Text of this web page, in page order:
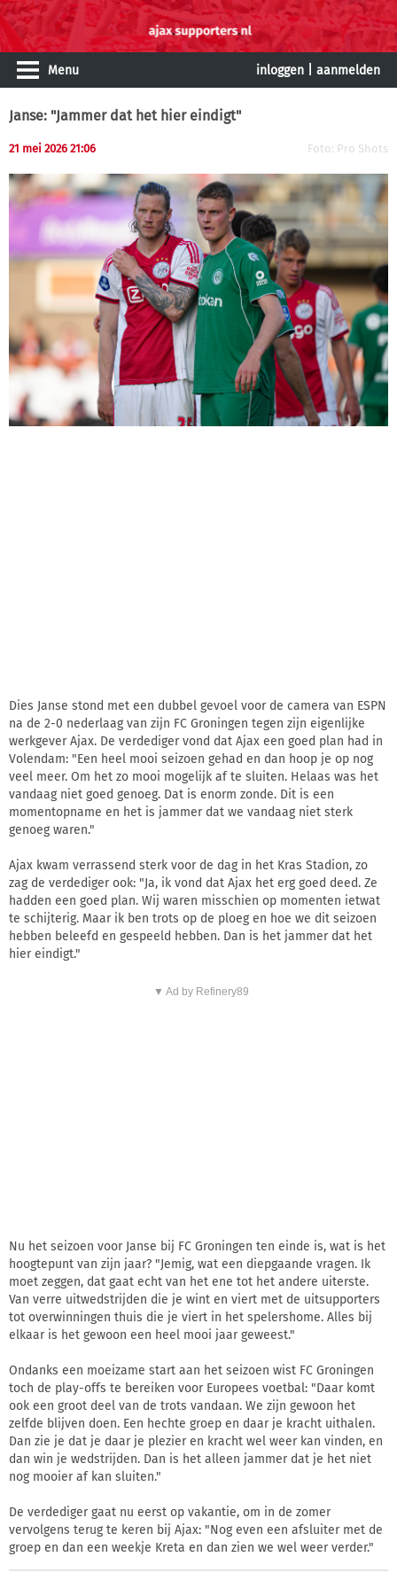
Menu inloggen aanmelden
Janse: "Jammer dat het hier eindigt"
21 mei 2026 21:06 Foto: Pro Shots
Dies Janse stond met een dubbel gevoel voor de camera van ESPN
na de 2-0 nederlaag van zijn FC Groningen tegen zijn eigenlijke
werkgever Ajax. De verdediger vond dat Ajax een goed plan had in
Volendam: "Een heel mooi seizoen gehad en dan hoop je op nog
veel meer. Om het zo mooi mogelijk af te sluiten. Helaas was het
vandaag niet goed genoeg. Dat is enorm zonde. Dit is een
momentopname en het is jammer dat we vandaag niet sterk
genoeg waren."
Ajax kwam verrassend sterk voor de dag in het Kras Stadion, zo
zag de verdediger ook: "Ja, ik vond dat Ajax het erg goed deed. Ze
hadden een goed plan. Wij waren misschien op momenten ietwat
te schijterig. Maar ik ben trots op de ploeg en hoe we dit seizoen
hebben beleefd en gespeeld hebben. Dan is het jammer dat het
hier eindigt."
▼ Ad by Refinery89
Nu het seizoen voor Janse bij FC Groningen ten einde is, wat is het
hoogtepunt van zijn jaar? "Jemig, wat een diepgaande vragen. Ik
moet zeggen, dat gaat echt van het ene tot het andere uiterste.
Van verre uitwedstrijden die je wint en viert met de uitsupporters
tot overwinningen thuis die je viert in het spelershome. Alles bij
elkaar is het gewoon een heel mooi jaar geweest."
Ondanks een moeizame start aan het seizoen wist FC Groningen
toch de play-offs te bereiken voor Europees voetbal: "Daar komt
ook een groot deel van de trots vandaan. We zijn gewoon het
zelfde blijven doen. Een hechte groep en daar je kracht uithalen.
Dan zie je dat je daar je plezier en kracht wel weer kan vinden, en
dan win je wedstrijden. Dan is het alleen jammer dat je het niet
nog mooier af kan sluiten."
De verdediger gaat nu eerst op vakantie, om in de zomer
vervolgens terug te keren bij Ajax: "Nog even een afsluiter met de
groep en dan een weekje Kreta en dan zien we wel weer verder."